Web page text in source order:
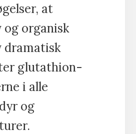
at
og organisk
dramatisk
glutathion-
i alle
og